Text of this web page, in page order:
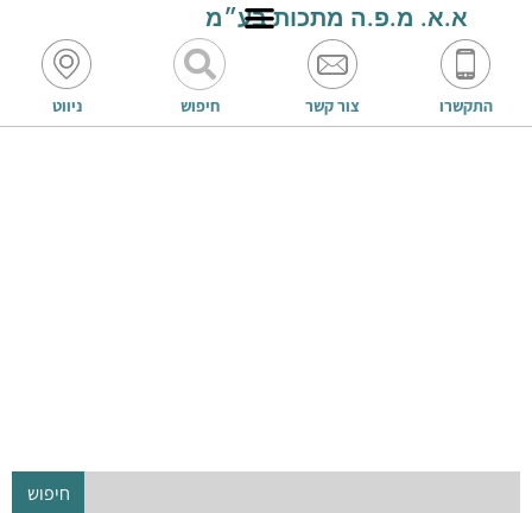
א.א. מ.פ.ה מתכות בע״מ
התקשרו צור קשר חיפוש ניווט
חיפוש